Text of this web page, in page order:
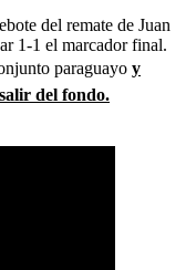
del remate de Juan
1-1 el marcador final.
paraguayo y
del fondo.